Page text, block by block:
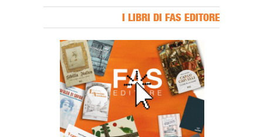
I LIBRI DI FAS EDITORE